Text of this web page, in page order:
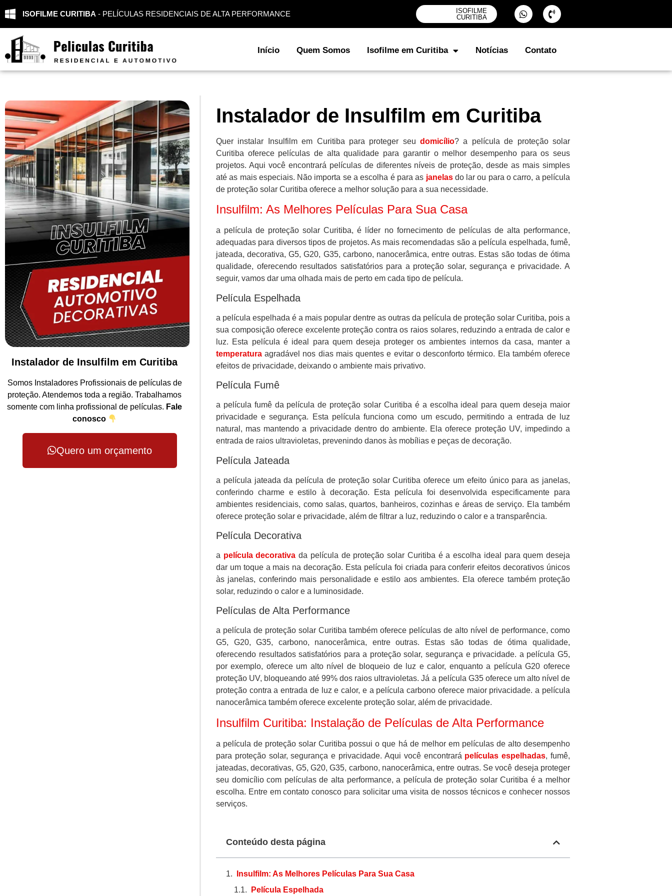
ISOFILME CURITIBA - PELÍCULAS RESIDENCIAIS DE ALTA PERFORMANCE
ISOFILME
CURITIBA
Início Quem Somos Isofilme em Curitiba Notícias Contato
Instalador de Insulfilm em Curitiba
Somos Instaladores Profissionais de películas de
proteção. Atendemos toda a região. Trabalhamos
somente com linha profissional de películas. Fale
conosco
Quero um orçamento
Instalador de Insulfilm em Curitiba
Quer instalar Insulfilm em Curitiba para proteger seudomicílio? a película de proteção solar
Curitiba oferece películas de alta qualidade para garantir o melhor desempenho para os seus
projetos. Aqui você encontrará películas de diferentes níveis de proteção, desde as mais simples
até as mais especiais. Não importa se a escolha é para as janelasdo lar ou para o carro, a película
de proteção solar Curitiba oferece a melhor solução para a sua necessidade.
Insulfilm: As Melhores Películas Para Sua Casa
a película de proteção solar Curitiba, é líder no fornecimento de películas de alta performance,
adequadas para diversos tipos de projetos. As mais recomendadas são a película espelhada, fumê,
jateada, decorativa, G5, G20, G35, carbono, nanocerâmica, entre outras. Estas são todas de ótima
qualidade, oferecendo resultados satisfatórios para a proteção solar, segurança e privacidade. A
seguir, vamos dar uma olhada mais de perto em cada tipo de película.
Película Espelhada
a película espelhada é a mais popular dentre as outras da película de proteção solar Curitiba, pois a
sua composição oferece excelente proteção contra os raios solares, reduzindo a entrada de calor e
luz. Esta película é ideal para quem deseja proteger os ambientes internos da casa, manter a
temperaturaagradável nos dias mais quentes e evitar o desconforto térmico. Ela também oferece
efeitos de privacidade, deixando o ambiente mais privativo.
Película Fumê
a película fumê da película de proteção solar Curitiba é a escolha ideal para quem deseja maior
privacidade e segurança. Esta película funciona como um escudo, permitindo a entrada de luz
natural, mas mantendo a privacidade dentro do ambiente. Ela oferece proteção UV, impedindo a
entrada de raios ultravioletas, prevenindo danos às mobílias e peças de decoração.
Película Jateada
a película jateada da película de proteção solar Curitiba oferece um efeito único para as janelas,
conferindo charme e estilo à decoração. Esta película foi desenvolvida especificamente para
ambientes residenciais, como salas, quartos, banheiros, cozinhas e áreas de serviço. Ela também
oferece proteção solar e privacidade, além de filtrar a luz, reduzindo o calor e a transparência.
Película Decorativa
a película decorativa da película de proteção solar Curitiba é a escolha ideal para quem deseja
dar um toque a mais na decoração. Esta película foi criada para conferir efeitos decorativos únicos
às janelas, conferindo mais personalidade e estilo aos ambientes. Ela oferece também proteção
solar, reduzindo o calor e a luminosidade.
Películas de Alta Performance
a película de proteção solar Curitiba também oferece películas de alto nível de performance, como
G5, G20, G35, carbono, nanocerâmica, entre outras. Estas são todas de ótima qualidade,
oferecendo resultados satisfatórios para a proteção solar, segurança e privacidade. a película G5,
por exemplo, oferece um alto nível de bloqueio de luz e calor, enquanto a película G20 oferece
proteção UV, bloqueando até 99% dos raios ultravioletas. Já a película G35 oferece um alto nível de
proteção contra a entrada de luz e calor, e a película carbono oferece maior privacidade. a película
nanocerâmica também oferece excelente proteção solar, além de privacidade.
Insulfilm Curitiba: Instalação de Películas de Alta Performance
a película de proteção solar Curitiba possui o que há de melhor em películas de alto desempenho
para proteção solar, segurança e privacidade. Aqui você encontrará películas espelhadas, fumê,
jateadas, decorativas, G5, G20, G35, carbono, nanocerâmica, entre outras. Se você deseja proteger
seu domicílio com películas de alta performance, a película de proteção solar Curitiba é a melhor
escolha. Entre em contato conosco para solicitar uma visita de nossos técnicos e conhecer nossos
serviços.
Conteúdo desta página
Insulfilm: As Melhores Películas Para Sua Casa
Película Espelhada